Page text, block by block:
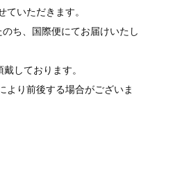
いただきます。
ち、国際便にてお届けいたし
しております。
より前後する場合がございま